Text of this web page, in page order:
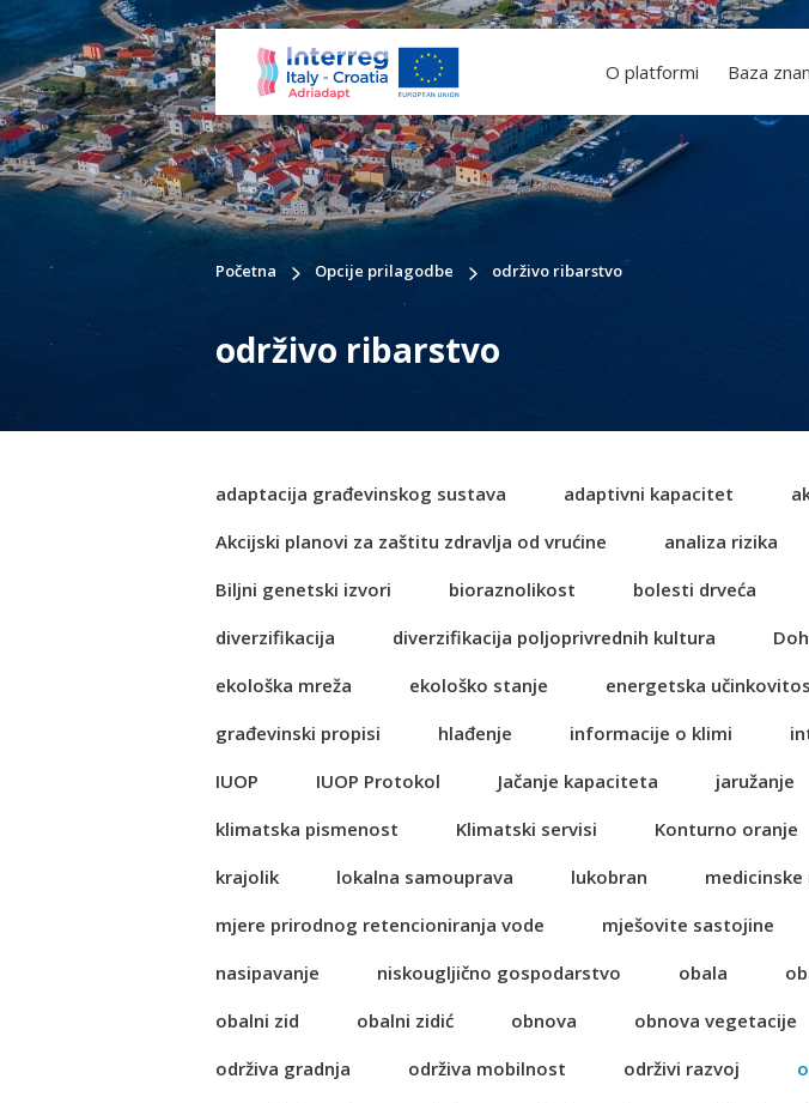
O platformi Baza
Početna Opcije prilagodbe održivo ribarstvo
održivo ribarstvo
adaptacija građevinskog sustava adaptivni kapacitet
Akcijski planovi za zaštitu zdravlja od vrućine
analiza rizika
Biljni genetski izvori
bioraznolikost bolesti drveća
diverzifikacija
diverzifikacija poljoprivrednih kultura
ekološka mreža
ekološko stanje energetska
građevinski propisi
hlađenje informacije o klimi
IUOP
IUOP Protokol Jačanje kapaciteta jaružanje
klimatska pismenost
Klimatski servisi Konturno oranje
krajolik
lokalna samouprava lukobran medicinske
mjere prirodnog retencioniranja vode
mješovite sastojine
nasipavanje
niskougljično gospodarstvo obala
obalni zid
obalni zidić obnova obnova vegetacije
održiva gradnja
održiva mobilnost održivi razvoj